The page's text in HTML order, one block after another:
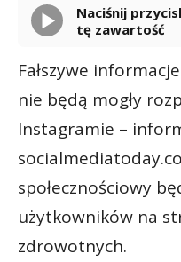
Naciśnij przycisk odtwarzania, aby odsłuchać
tę zawartość
Fałszywe
nie będą mogły
Instagramie –
społecznościowy
użytkowników na
zdrowotnych.